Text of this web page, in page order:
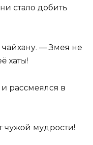
стало добить
— Змея не
хаты!
рассмеялся в
чужой мудрости!